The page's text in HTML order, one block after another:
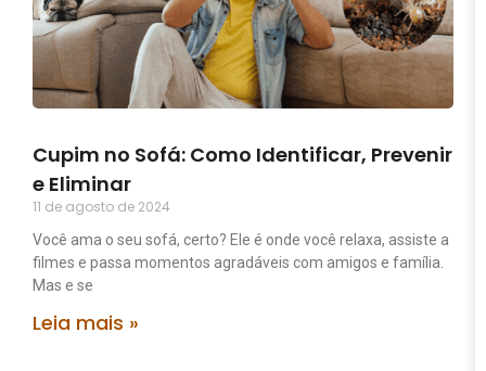
Cupim no Sofá: Como Identificar, Prevenir
e Eliminar
11 de agosto de 2024
Você ama o seu sofá, certo? Ele é onde você relaxa, assiste a
filmes e passa momentos agradáveis com amigos e família.
Mas e se
Leia mais »